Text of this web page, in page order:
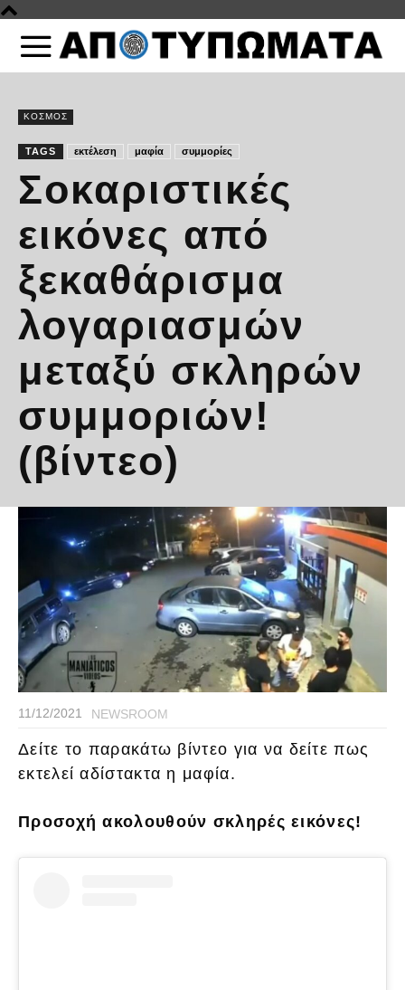
ΚΟΣΜΟΣ
TAGS εκτέλεση μαφία συμμορίες
Σοκαριστικές
εικόνες από
ξεκαθάρισμα
λογαριασμών
μεταξύ σκληρών
συμμοριών!
(βίντεο)
11/12/2021 NEWSROOM
Δείτε το παρακάτω βίντεο για να δείτε πως
εκτελεί αδίστακτα η μαφία.
Προσοχή ακολουθούν σκληρές εικόνες!